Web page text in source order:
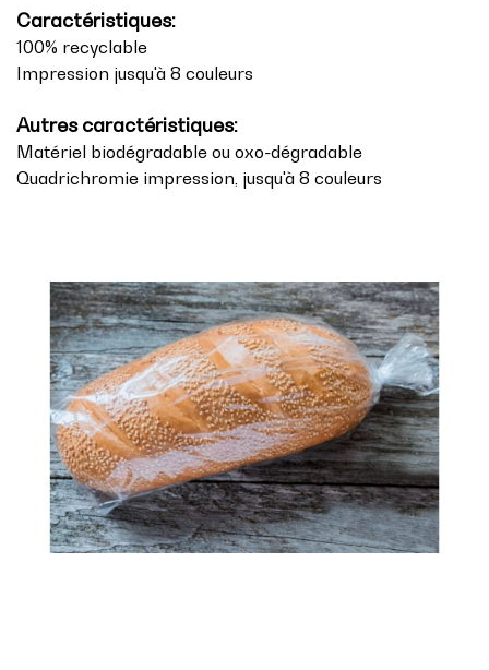
Caractéristiques:
100% recyclable
Impression jusqu'à 8 couleurs
Autres caractéristiques:
Matériel biodégradable ou oxo-dégradable
Quadrichromie impression, jusqu'à 8 couleurs